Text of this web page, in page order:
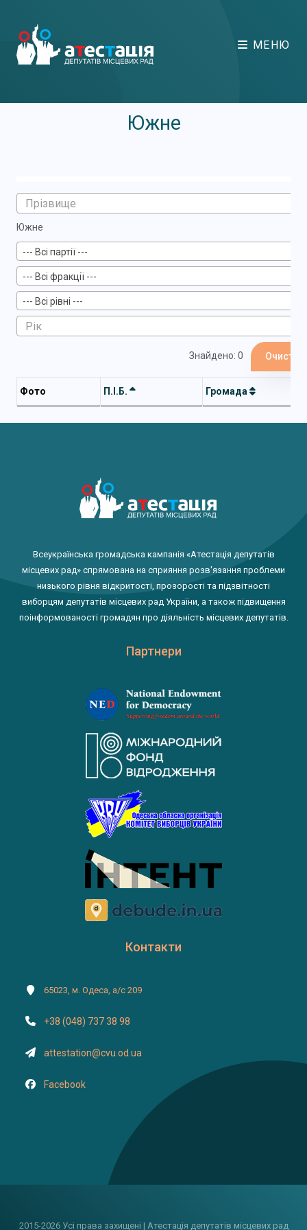
МЕНЮ
Южне
Южне
--- Всі партії ---
--- Всі фракції ---
--- Всі рівні ---
Знайдено: 0
Фото П.І.Б. Громада
Всеукраїнська громадська кампанія «Атестація депутатів
місцевих рад» спрямована на сприяння розв'язання проблеми
низького рівня відкритості, прозорості та підзвітності
виборцям депутатів місцевих рад України, а також підвищення
поінформованості громадян про діяльність місцевих депутатів.
Партнери
Контакти
65023, м. Одеса, а/с 209
+38 (048) 737 38 98
attestation@cvu.od.ua
Facebook
2015-2026 Усі права захищені | Атестація депутатів місцевих рад